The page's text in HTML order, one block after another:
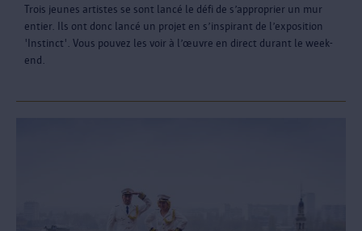
Trois jeunes artistes se sont lancé le défi de s’approprier un mur
entier. Ils ont donc lancé un projet en s’inspirant de l’exposition
'Instinct'. Vous pouvez les voir à l’œuvre en direct durant le week-
end.